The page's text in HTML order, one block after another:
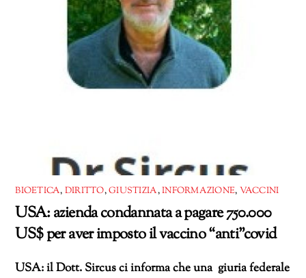
BIOETICA, DIRITTO,GIUSTIZIA,INFORMAZIONE, VACCINI
USA: azienda condannata a pagare 750.000
US$ per aver imposto il vaccino “anti”covid
USA: il Dott. Sircus ci informa che una giuria federale